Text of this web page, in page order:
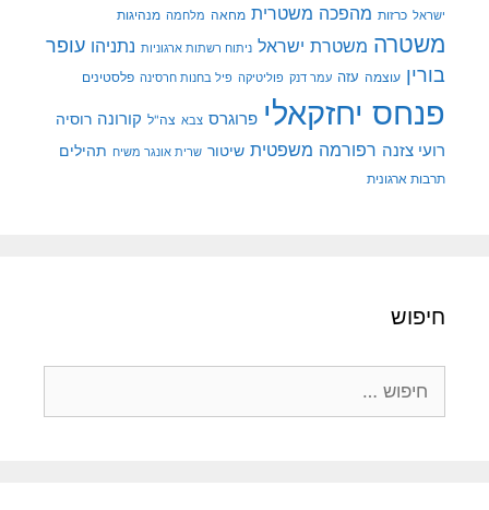
ישראל כרזות מהפכה משטרית מחאה מלחמה מנהיגות
משטרה משטרת ישראל ניתוח רשתות ארגוניות נתניהו עופר
בורין עוצמה עזה עמר דנק פוליטיקה פיל בחנות חרסינה פלסטינים
פנחס יחזקאלי פרוגרס צבא צה"ל קורונה רוסיה
רועי צזנה רפורמה משפטית שיטור שרית אונגר משיח תהילים
תרבות ארגונית
חיפוש